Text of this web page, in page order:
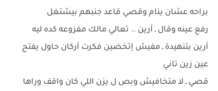
براحه عشان ينام وقصي قاعد جنبهم بيشتغل
رفع عينه وقال ـ آرين .. تعالي مالك مفزوعه كده ليه
آرين بتنهيدة ـ مفيش إتخضين فكرت أركان حاول يفتح
عين زين تاني
قصي ـ لا متخافيش وبص ل يزن اللي كان واقف وراها